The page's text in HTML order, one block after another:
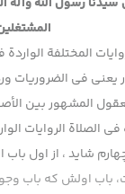
المختلفة
يعني في
المشهور بين
في الصلاة
شاید ، از اول
باب اولش که باب